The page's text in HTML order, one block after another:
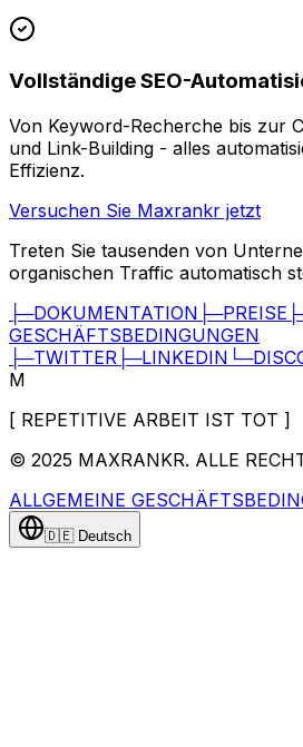
Vollständige SEO-
Von Keyword-Recherche bis zur
und Link-Building - alles
Effizienz.
Versuchen Sie Maxrankr jetzt
Treten Sie tausenden von
organischen Traffic automatisch
├─DOKUMENTATION ├─PREISE
GESCHÄFTSBEDINGUNGEN
├─TWITTER ├─LINKEDIN └─
M
[ REPETITIVE ARBEIT IST TOT ]
© 2025 MAXRANKR. ALLE
ALLGEMEINE
🇩🇪 Deutsch